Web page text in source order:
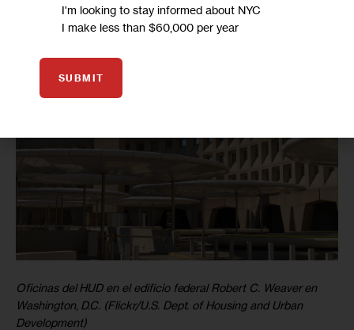
otro modo, no la sufrirían”, afirmó ella.
Oficinas del HUD en el edificio federal Robert C. Weaver en
Washington, D.C. (Flickr/U.S. Dept. of Housing and Urban
Development)
I'm looking to stay informed about NYC
I make less than $60,000 per year
SUBMIT